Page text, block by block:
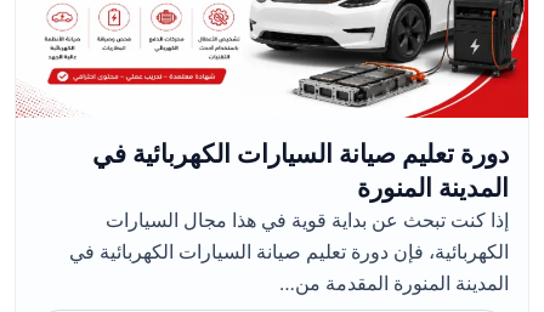
دورة تعليم صيانة السيارات الكهربائية في
المدينة المنورة
إذا كنت تبحث عن بداية قوية في هذا مجال السيارات
الكهربائية، فإن دورة تعليم صيانة السيارات الكهربائية في
المدينة المنورة المقدمة من…